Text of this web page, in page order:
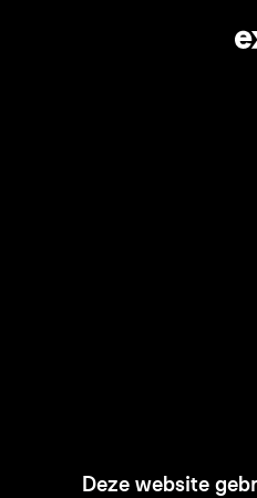
Deze website